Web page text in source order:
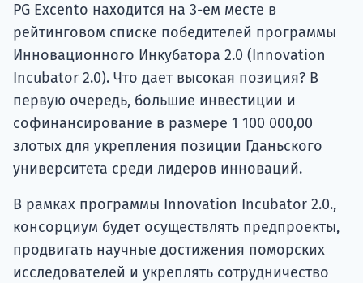
PG Excento находится на 3-ем месте в
рейтинговом списке победителей программы
Инновационного Инкубатора 2.0 (Innovation
Incubator 2.0). Что дает высокая позиция? В
первую очередь, большие инвестиции и
софинансирование в размере 1 100 000,00
злотых для укрепления позиции Гданьского
университета среди лидеров инноваций.
В рамках программы Innovation Incubator 2.0.,
консорциум будет осуществлять предпроекты,
продвигать научные достижения поморских
исследователей и укреплять сотрудничество